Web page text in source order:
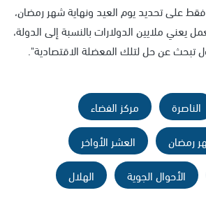
على تحديد يوم العيد ونهاية شهر رمضان،
يعني ملايين الدولارات بالنسبة إلى الدولة،
تبحث عن حل لتلك المعضلة الاقتصادية".
الناصرة
مركز الفضاء
رمضان
العشر الأواخر
الأحوال الجوية
الهلال